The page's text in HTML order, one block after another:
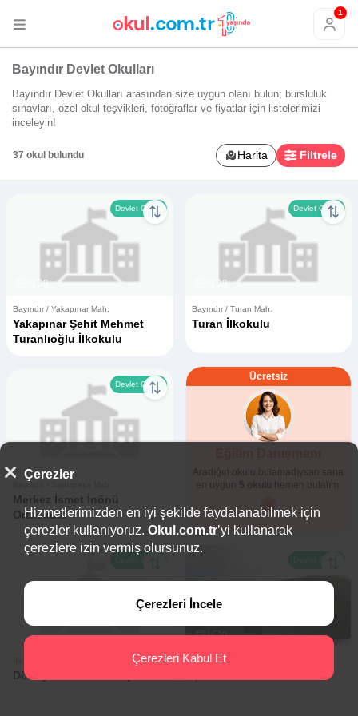
1
Bayındır Devlet Okulları
Bayındır Devlet Okulları arasından size uygun olanı bulun; bursluluk
sınavları, özel okul teşvikleri, fotoğraflar ve fiyatlar için listelerimizi
inceleyin!
37 okul bulundu Harita Filtrele
0
Devlet Okulu
Bayındır / Yakapınar Mah.
Yakapınar Şehit Mehmet
Turanlıoğlu İlkokulu
0
Devlet Okulu
Bayındır / Turan Mah.
Turan İlkokulu
Devlet Okulu
Merkez İsmet İnönü
Ortaokulu
Ücretsiz
Aradığın okulu bulamadıysan sana
en uygun 5 okulu hemen bulalım.
0 0
Dörteylül İlkokulu Bayındır
1 0
Bayındır / Çınardibi Mah.
Çerezler
Hizmetlerimizden en iyi şekilde faydalanabilmek için
çerezler kullanıyoruz. Okul.com.tr’yi kullanarak
çerezlere izin vermiş olursunuz.
Çerezleri İncele
Çerezleri Kabul Et